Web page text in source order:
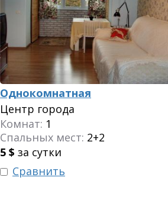
Однокомнатная
Центр города
Комнат: 1
Спальных мест: 2+2
5 $ за сутки
Сравнить